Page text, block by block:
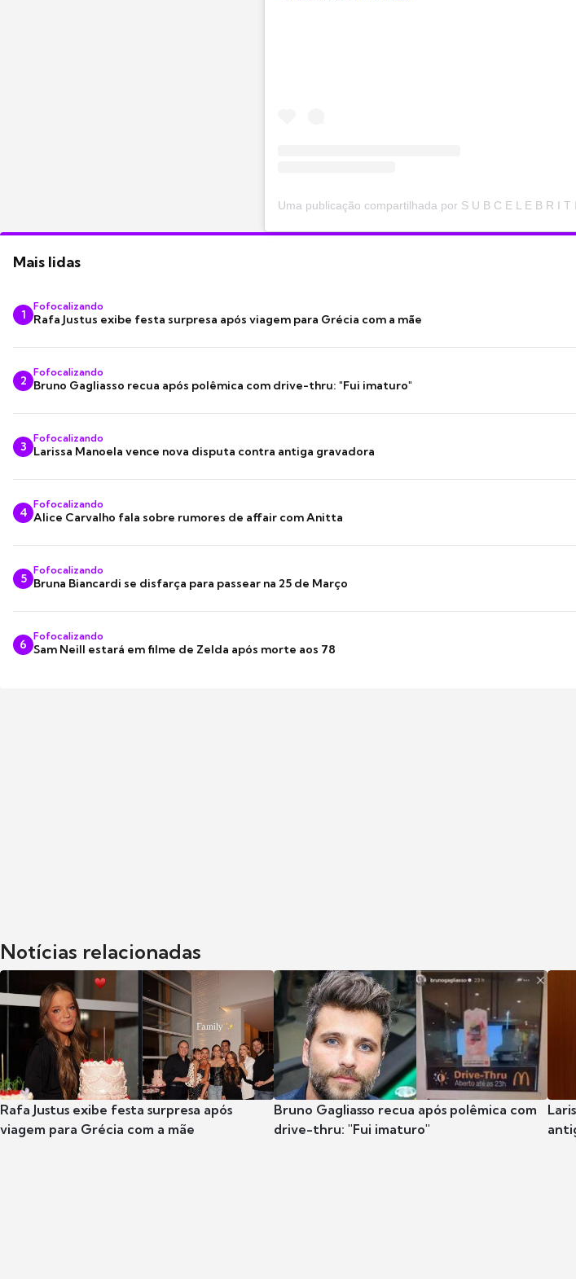
Mais lidas
1
Fofocalizando
Rafa Justus exibe festa surpresa após viagem para Grécia com a mãe
2
Fofocalizando
Bruno Gagliasso recua após polêmica com drive-thru: "Fui imaturo"
3
Fofocalizando
Larissa Manoela vence nova disputa contra antiga gravadora
4
Fofocalizando
Alice Carvalho fala sobre rumores de affair com Anitta
5
Fofocalizando
Bruna Biancardi se disfarça para passear na 25 de Março
6
Fofocalizando
Sam Neill estará em filme de Zelda após morte aos 78
Notícias relacionadas
Rafa Justus exibe festa surpresa após
viagem para Grécia com a mãe
Bruno Gagliasso recua após polêmica com
drive-thru: "Fui imaturo"